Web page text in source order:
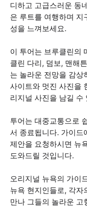
디하고 고급스러운 동
은 루트를 여행하며 지
성을 느껴보세요.
이 투어는 브루클린의
클린 다리, 덤보, 맨해
는 놀라운 전망을 감상
사이트와 멋진 사진을
리지널 사진을 남길 수
투어는 대중교통으로
서 종료됩니다. 가이드
제안을 요청하시면 뉴
도와드릴 것입니다.
오리지널 뉴욕의 가이
뉴욕 현지인들로, 각자
만나 그들의 놀라운 고